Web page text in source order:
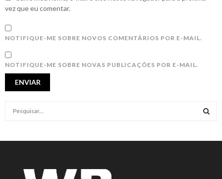
vez que eu comentar.
NOTIFIQUE-ME SOBRE NOVOS COMENTÁRIOS POR E-MAIL.
NOTIFIQUE-ME SOBRE NOVAS PUBLICAÇÕES POR E-MAIL.